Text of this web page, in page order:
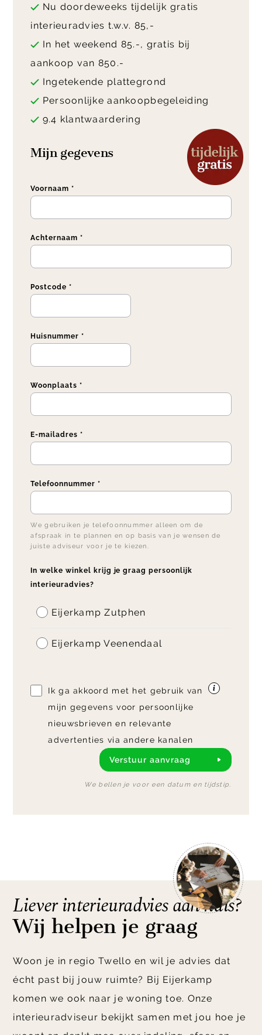
Nu doordeweeks tijdelijk gratis
interieuradvies t.w.v. 85,-
In het weekend 85.-, gratis bij
aankoop van 850.-
Ingetekende plattegrond
Persoonlijke aankoopbegeleiding
9.4 klantwaardering
Mijn gegevens
Voornaam *
Achternaam *
Postcode *
Huisnummer *
Woonplaats *
E-mailadres *
Telefoonnummer *
We gebruiken je telefoonnummer alleen om de
afspraak in te plannen en op basis van je wensen de
juiste adviseur voor je te kiezen.
In welke winkel krijg je graag persoonlijk
interieuradvies?
Eijerkamp Zutphen
Eijerkamp Veenendaal
Ik ga akkoord met het gebruik van
mijn gegevens voor persoonlijke
nieuwsbrieven en relevante
advertenties via andere kanalen
Verstuur aanvraag
We bellen je voor een datum en tijdstip.
Liever interieuradvies aan huis?
Wij helpen je graag
Woon je in regio Twello en wil je advies dat
écht past bij jouw ruimte? Bij Eijerkamp
komen we ook naar je woning toe. Onze
interieuradviseur bekijkt samen met jou hoe je